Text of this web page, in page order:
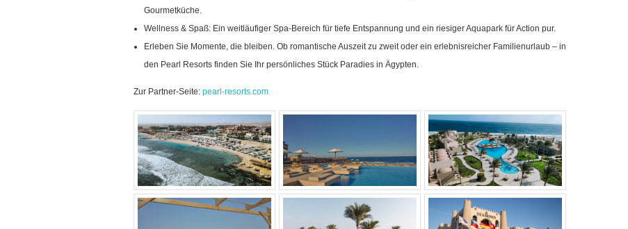
Gourmetküche.
Wellness & Spaß: Ein weitläufiger Spa-Bereich für tiefe Entspannung und ein riesiger Aquapark für Action pur.
Erleben Sie Momente, die bleiben. Ob romantische Auszeit zu zweit oder ein erlebnisreicher Familienurlaub – in
den Pearl Resorts finden Sie Ihr persönliches Stück Paradies in Ägypten.
Zur Partner-Seite: pearl-resorts.com